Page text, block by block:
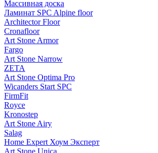
Массивная доска
Ламинат SPC Alpine floor
Architector Floor
Cronafloor
Art Stone Armor
Fargo
Art Stone Narrow
ZETA
Art Stone Optima Pro
Wicanders Start SPC
FirmFit
Royce
Kronostep
Art Stone Airy
Salag
Home Expert Хоум Эксперт
Art Stone Unica